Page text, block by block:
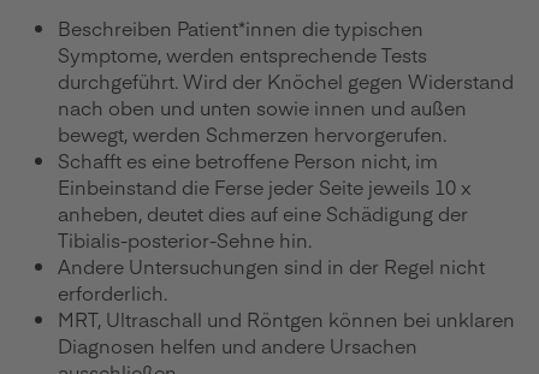
Beschreiben Patient*innen die typischen
Symptome, werden entsprechende Tests
durchgeführt. Wird der Knöchel gegen Widerstand
nach oben und unten sowie innen und außen
bewegt, werden Schmerzen hervorgerufen.
Schafft es eine betroffene Person nicht, im
Einbeinstand die Ferse jeder Seite jeweils 10 x
anheben, deutet dies auf eine Schädigung der
Tibialis-posterior-Sehne hin.
Andere Untersuchungen sind in der Regel nicht
erforderlich.
MRT, Ultraschall und Röntgen können bei unklaren
Diagnosen helfen und andere Ursachen